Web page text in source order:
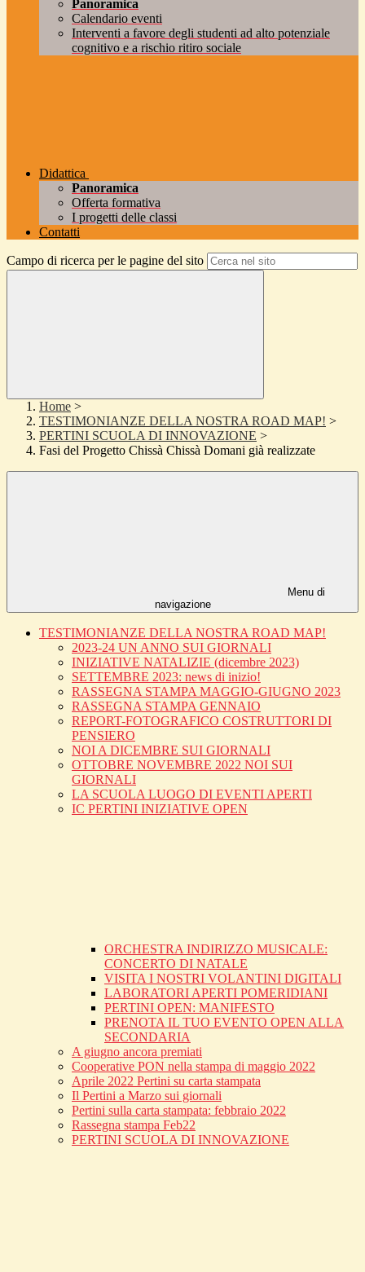
Panoramica
Calendario eventi
Interventi a favore degli studenti ad alto potenziale
cognitivo e a rischio ritiro sociale
Didattica
Panoramica
Offerta formativa
I progetti delle classi
Contatti
Campo di ricerca per le pagine del sito
Home >
TESTIMONIANZE DELLA NOSTRA ROAD MAP! >
PERTINI SCUOLA DI INNOVAZIONE >
Fasi del Progetto Chissà Chissà Domani già realizzate
Menu di
navigazione
TESTIMONIANZE DELLA NOSTRA ROAD MAP!
2023-24 UN ANNO SUI GIORNALI
INIZIATIVE NATALIZIE (dicembre 2023)
SETTEMBRE 2023: news di inizio!
RASSEGNA STAMPA MAGGIO-GIUGNO 2023
RASSEGNA STAMPA GENNAIO
REPORT-FOTOGRAFICO COSTRUTTORI DI
PENSIERO
NOI A DICEMBRE SUI GIORNALI
OTTOBRE NOVEMBRE 2022 NOI SUI
GIORNALI
LA SCUOLA LUOGO DI EVENTI APERTI
IC PERTINI INIZIATIVE OPEN
ORCHESTRA INDIRIZZO MUSICALE:
CONCERTO DI NATALE
VISITA I NOSTRI VOLANTINI DIGITALI
LABORATORI APERTI POMERIDIANI
PERTINI OPEN: MANIFESTO
PRENOTA IL TUO EVENTO OPEN ALLA
SECONDARIA
A giugno ancora premiati
Cooperative PON nella stampa di maggio 2022
Aprile 2022 Pertini su carta stampata
Il Pertini a Marzo sui giornali
Pertini sulla carta stampata: febbraio 2022
Rassegna stampa Feb22
PERTINI SCUOLA DI INNOVAZIONE